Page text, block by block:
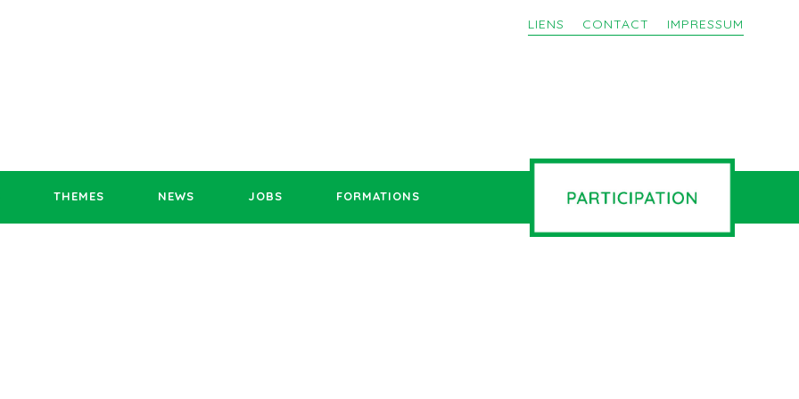
LIENS CONTACT IMPRESSUM
THEMES NEWS JOBS FORMATIONS